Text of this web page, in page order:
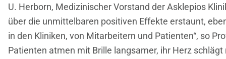
U. Herborn, Medizinischer Vorstand der Asklepios
über die unmittelbaren positiven Effekte erstaunt,
in den Kliniken, von Mitarbeitern und Patienten“, so
Patienten atmen mit Brille langsamer, ihr Herz schlägt